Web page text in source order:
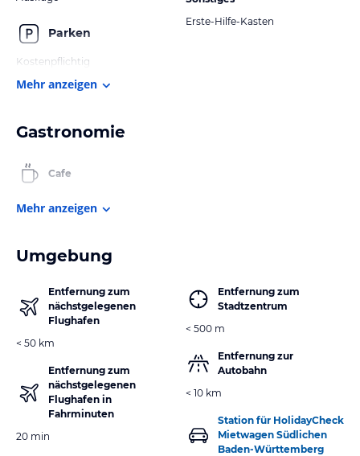
Parken
Kostenpflichtig
Erste-Hilfe-Kasten
Mehr anzeigen
Gastronomie
Cafe
Mehr anzeigen
Umgebung
Entfernung zum
nächstgelegenen
Flughafen
< 50 km
Entfernung zum
nächstgelegenen
Flughafen in
Fahrminuten
20 min
Entfernung zum
Stadtzentrum
< 500 m
Entfernung zur
Autobahn
< 10 km
Station für HolidayCheck
Mietwagen Südlichen
Baden-Württemberg